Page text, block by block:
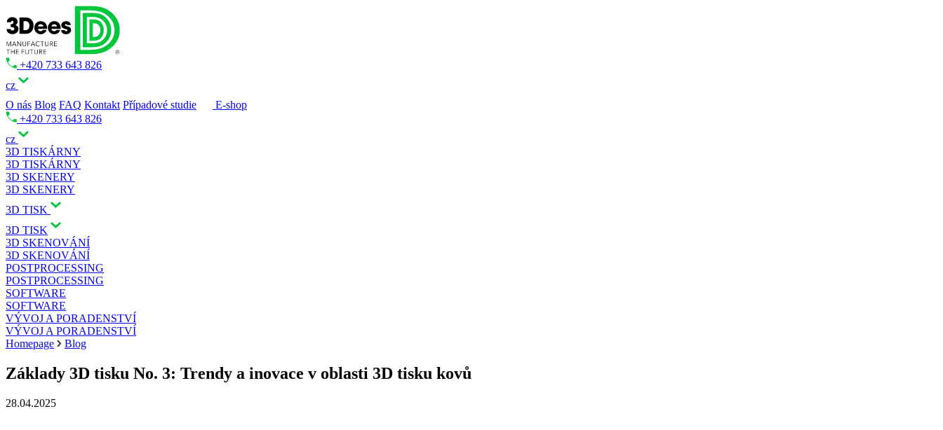
+420 733 643 826
cz
O nás Blog FAQ Kontakt Případové studie
E-shop
+420 733 643 826
cz
3D TISKÁRNY
3D TISKÁRNY
3D SKENERY
3D SKENERY
3D TISK
3D TISK
3D SKENOVÁNÍ
3D SKENOVÁNÍ
POSTPROCESSING
POSTPROCESSING
SOFTWARE
SOFTWARE
VÝVOJ A PORADENSTVÍ
VÝVOJ A PORADENSTVÍ
Homepage
Blog
Základy 3D tisku No. 3: Trendy a inovace v oblasti 3D tisku kovů
28.04.2025